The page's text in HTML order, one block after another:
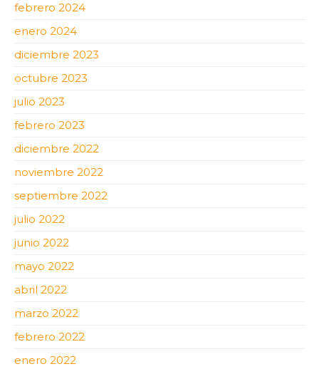
febrero 2024
enero 2024
diciembre 2023
octubre 2023
julio 2023
febrero 2023
diciembre 2022
noviembre 2022
septiembre 2022
julio 2022
junio 2022
mayo 2022
abril 2022
marzo 2022
febrero 2022
enero 2022